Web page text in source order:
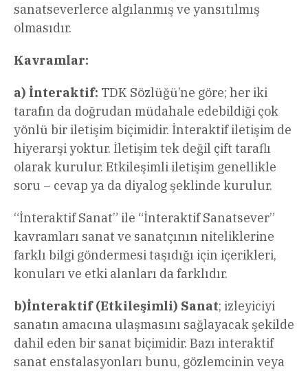
sanatseverlerce algılanmış ve yansıtılmış
olmasıdır.
Kavramlar:
a) İnteraktif: TDK Sözlüğü’ne göre; her iki
tarafın da doğrudan müdahale edebildiği çok
yönlü bir iletişim biçimidir. İnteraktif iletişim de
hiyerarşi yoktur. İletişim tek değil çift taraflı
olarak kurulur. Etkileşimli iletişim genellikle
soru – cevap ya da diyalog şeklinde kurulur.
“İnteraktif Sanat” ile “İnteraktif Sanatsever”
kavramları sanat ve sanatçının niteliklerine
farklı bilgi göndermesi taşıdığı için içerikleri,
konuları ve etki alanları da farklıdır.
b)İnteraktif (Etkileşimli) Sanat; izleyiciyi
sanatın amacına ulaşmasını sağlayacak şekilde
dahil eden bir sanat biçimidir. Bazı interaktif
sanat enstalasyonları bunu, gözlemcinin veya